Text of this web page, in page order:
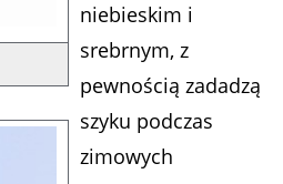
niebieskim i
srebrnym, z
pewnością zadadzą
szyku podczas
zimowych